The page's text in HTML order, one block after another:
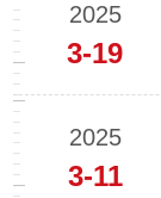
2025
3-19
2025
3-11